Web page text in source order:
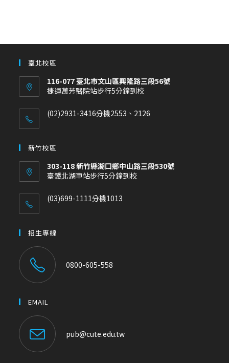
臺北校區
116-077 臺北市文山區興隆路三段56號
捷運萬芳醫院站步行5分鐘到校
(02)2931-3416分機2553、2126
新竹校區
303-118 新竹縣湖口鄉中山路三段530號
臺鐵北湖車站步行5分鐘到校
(03)699-1111分機1013
招生專線
0800-605-558
EMAIL
pub@cute.edu.tw